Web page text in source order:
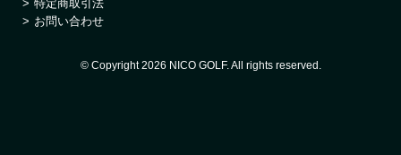
特定商取引法
お問い合わせ
© Copyright 2026 NICO GOLF. All rights reserved.